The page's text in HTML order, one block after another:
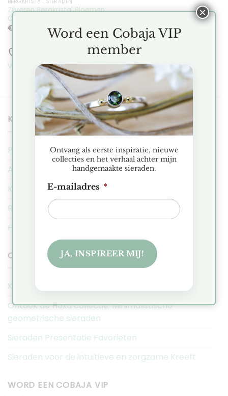
Zilveren Bergkristal Bloemen
Oorbellen
€
verlanglijst
KLANTENSERVICE
Privacy Regeling
Algemene Voorwaarden
Klachten
Ruilen & Retourneren
FAQ
COBAJA NIEUWS
Kerstmarkt Historische Tuin Aalsmeer 2025
Ontdek de Hexa collectie: Minimalistische
geometrische sieraden
Sieraden Presentatie Favorieten
Sieraden voor de intuïtieve en zorgzame Kreeft
WORD EEN COBAJA VIP
Word een Cobaja VIP
member
Ontvang als eerste inspiratie, nieuwe
collecties en het verhaal achter mijn
handgemaakte sieraden.
E-mailadres *
JA, INSPIREER MIJ!
×